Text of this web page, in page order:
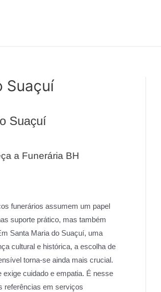
Suaçuí
Suaçuí
a Funerária BH
funerários assumem um papel
suporte prático, mas também
Santa Maria do Suaçuí, uma
cultural e histórica, a escolha de
torna-se ainda mais crucial.
cuidado e empatia. É nesse
referências em serviços